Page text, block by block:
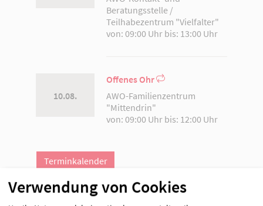
Beratungsstelle /
Teilhabezentrum "Vielfalter"
von: 09:00 Uhr bis: 13:00 Uhr
10.08.
Offenes Ohr
AWO-Familienzentrum
"Mittendrin"
von: 09:00 Uhr bis: 12:00 Uhr
Terminkalender
Verwendung von Cookies